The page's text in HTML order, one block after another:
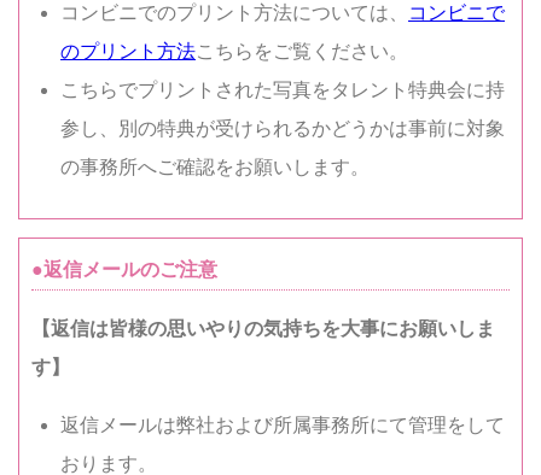
コンビニでのプリント方法については、
コンビニで
のプリント方法こちらをご覧ください。
こちらでプリントされた写真をタレント特典会に持
参し、別の特典が受けられるかどうかは事前に対象
の事務所へご確認をお願いします。
●返信メールのご注意
【返信は皆様の思いやりの気持ちを大事にお願いしま
す】
返信メールは弊社および所属事務所にて管理をして
おります。